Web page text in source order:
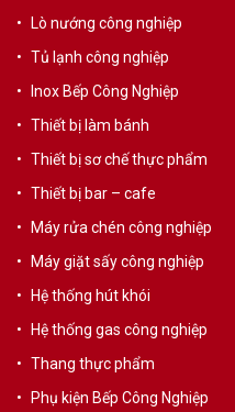
Lò nướng công nghiệp
Tủ lạnh công nghiệp
Inox Bếp Công Nghiệp
Thiết bị làm bánh
Thiết bị sơ chế thực phẩm
Thiết bị bar – cafe
Máy rửa chén công nghiệp
Máy giặt sấy công nghiệp
Hệ thống hút khói
Hệ thống gas công nghiệp
Thang thực phẩm
Phụ kiện Bếp Công Nghiệp